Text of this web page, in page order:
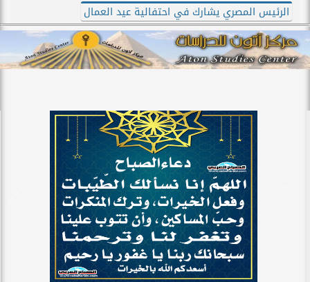
الرئيس المصري يشارك في احتفالية عيد العمال